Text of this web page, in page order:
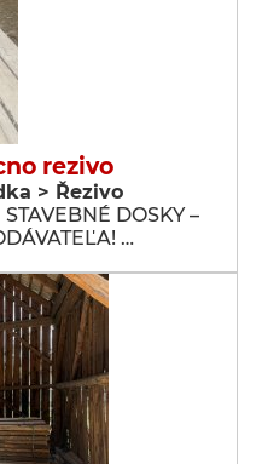
rezivo
> Řezivo
DOSKY –
…